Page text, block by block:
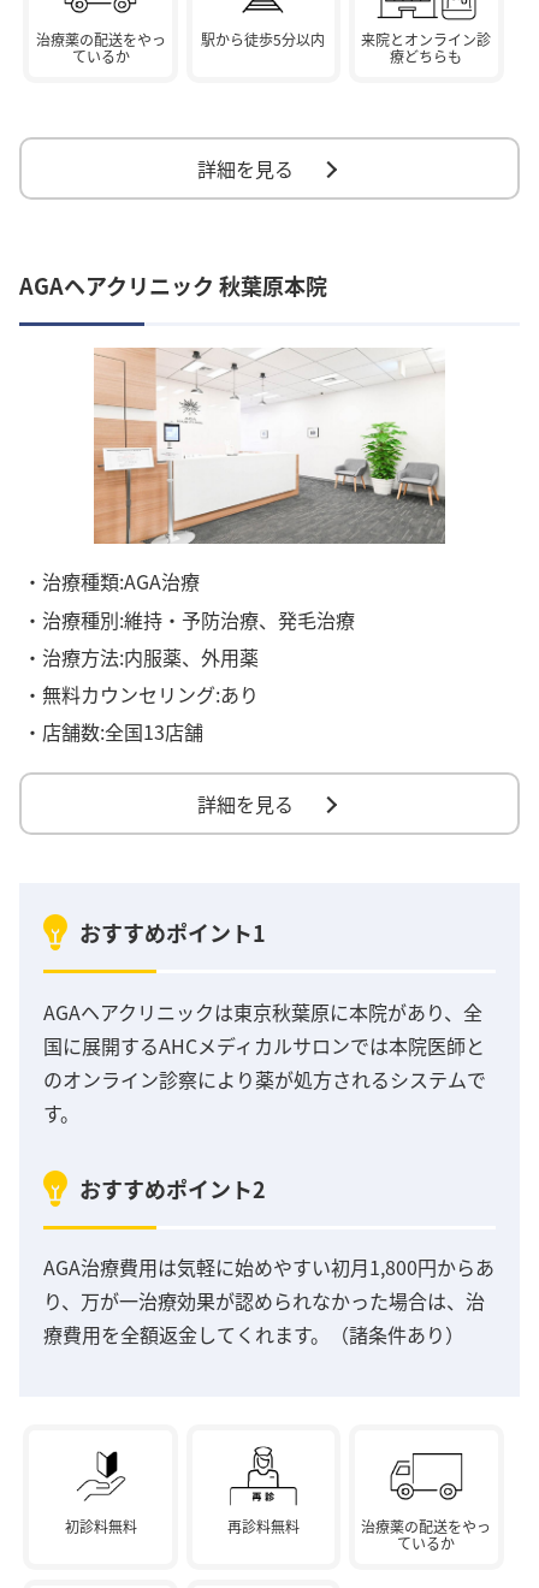
治療薬の配送をやっ
ているか
駅から徒歩5分以内
来院とオンライン診
療どちらも
詳細を見る
AGAヘアクリニック 秋葉原本院
・治療種類:AGA治療
・治療種別:維持・予防治療、発毛治療
・治療方法:内服薬、外用薬
・無料カウンセリング:あり
・店舗数:全国13店舗
詳細を見る
おすすめポイント1
AGAヘアクリニックは東京秋葉原に本院があり、全
国に展開するAHCメディカルサロンでは本院医師と
のオンライン診察により薬が処方されるシステムで
す。
おすすめポイント2
AGA治療費用は気軽に始めやすい初月1,800円からあ
り、万が一治療効果が認められなかった場合は、治
療費用を全額返金してくれます。（諸条件あり）
初診料無料 再診料無料
治療薬の配送をやっ
ているか